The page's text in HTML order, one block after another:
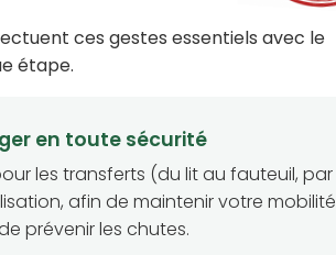
ces gestes essentiels avec le
étape.
en toute sécurité
les transferts (du lit au fauteuil, par
afin de maintenir votre mobilité
prévenir les chutes.